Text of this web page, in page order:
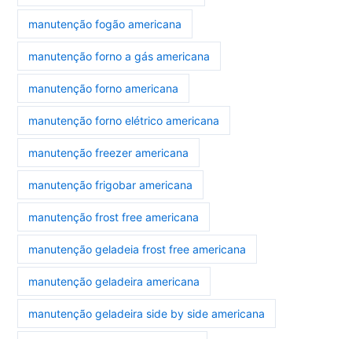
manutenção fogão americana
manutenção forno a gás americana
manutenção forno americana
manutenção forno elétrico americana
manutenção freezer americana
manutenção frigobar americana
manutenção frost free americana
manutenção geladeia frost free americana
manutenção geladeira americana
manutenção geladeira side by side americana